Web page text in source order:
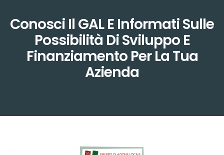
Conosci Il GAL E Informati Sulle
Possibilità Di Sviluppo E
Finanziamento Per La Tua
Azienda